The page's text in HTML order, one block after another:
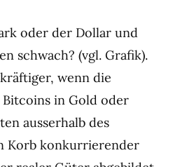
oder der Dollar und
schwach? (vgl. Grafik).
wenn die
in Gold oder
ausserhalb des
Korb konkurrierender